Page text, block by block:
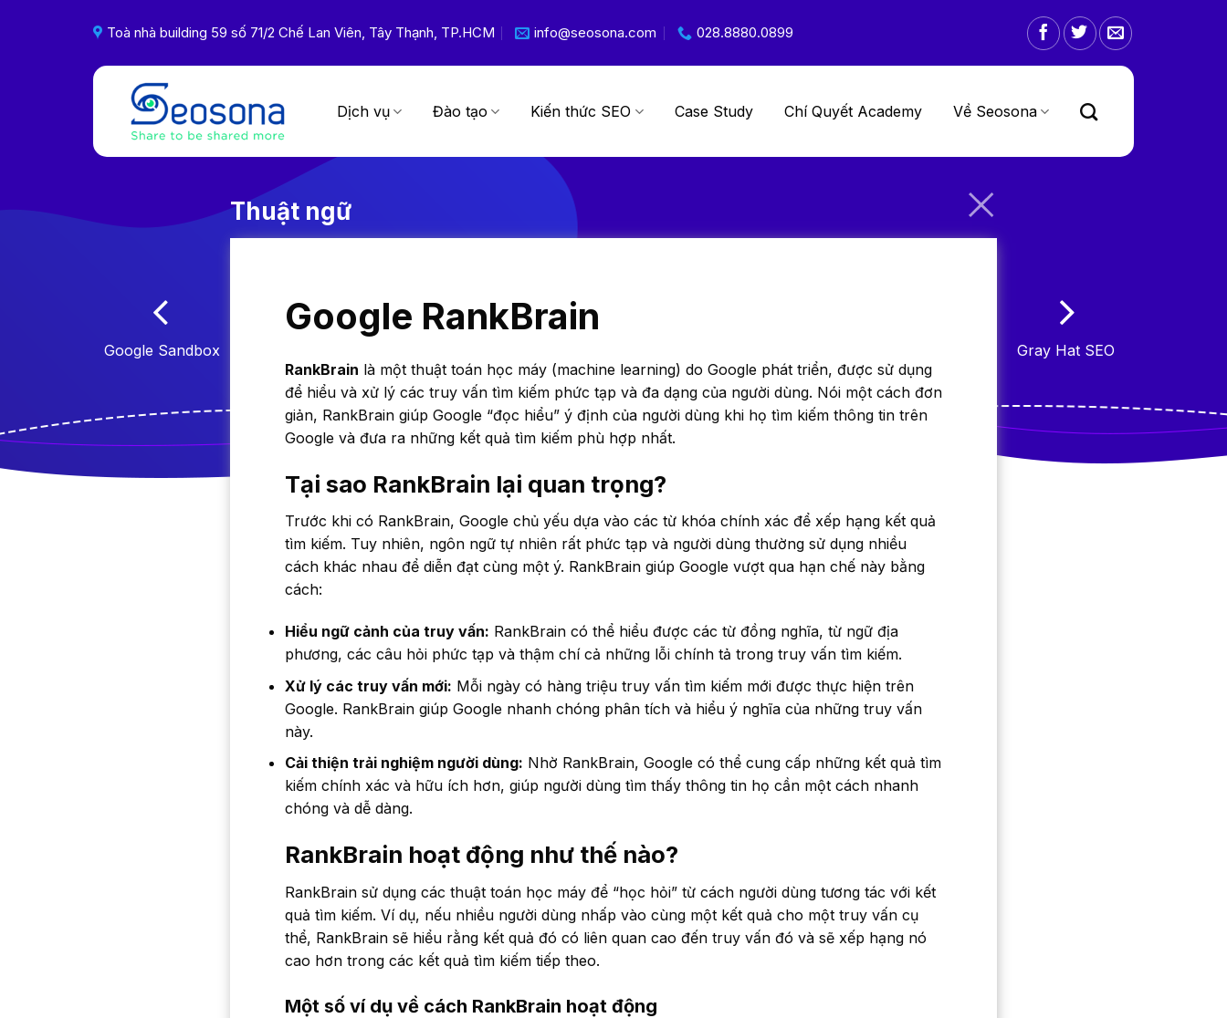
Toà nhà building 59 số 71/2 Chế Lan Viên, Tây Thạnh, TP.HCM info@seosona.com 028.8880.0899
Dịch vụ Đào tạo Kiến thức SEO Case Study Chí Quyết Academy Về Seosona
Google Sandbox
Thuật ngữ
Google RankBrain
RankBrain là một thuật toán học máy (machine learning) do Google phát triển, được sử dụng
để hiểu và xử lý các truy vấn tìm kiếm phức tạp và đa dạng của người dùng. Nói một cách đơn
giản, RankBrain giúp Google “đọc hiểu” ý định của người dùng khi họ tìm kiếm thông tin trên
Google và đưa ra những kết quả tìm kiếm phù hợp nhất.
Tại sao RankBrain lại quan trọng?
Trước khi có RankBrain, Google chủ yếu dựa vào các từ khóa chính xác để xếp hạng kết quả
tìm kiếm. Tuy nhiên, ngôn ngữ tự nhiên rất phức tạp và người dùng thường sử dụng nhiều
cách khác nhau để diễn đạt cùng một ý. RankBrain giúp Google vượt qua hạn chế này bằng
cách:
Hiểu ngữ cảnh của truy vấn: RankBrain có thể hiểu được các từ đồng nghĩa, từ ngữ địa
phương, các câu hỏi phức tạp và thậm chí cả những lỗi chính tả trong truy vấn tìm kiếm.
Xử lý các truy vấn mới: Mỗi ngày có hàng triệu truy vấn tìm kiếm mới được thực hiện trên
Google. RankBrain giúp Google nhanh chóng phân tích và hiểu ý nghĩa của những truy vấn
này.
Cải thiện trải nghiệm người dùng: Nhờ RankBrain, Google có thể cung cấp những kết quả tìm
kiếm chính xác và hữu ích hơn, giúp người dùng tìm thấy thông tin họ cần một cách nhanh
chóng và dễ dàng.
RankBrain hoạt động như thế nào?
RankBrain sử dụng các thuật toán học máy để “học hỏi” từ cách người dùng tương tác với kết
quả tìm kiếm. Ví dụ, nếu nhiều người dùng nhấp vào cùng một kết quả cho một truy vấn cụ
thể, RankBrain sẽ hiểu rằng kết quả đó có liên quan cao đến truy vấn đó và sẽ xếp hạng nó
cao hơn trong các kết quả tìm kiếm tiếp theo.
Một số ví dụ về cách RankBrain hoạt động
Gray Hat SEO